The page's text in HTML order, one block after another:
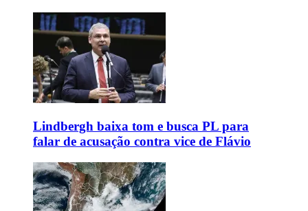
Lindbergh baixa tom e busca PL para
falar de acusação contra vice de Flávio